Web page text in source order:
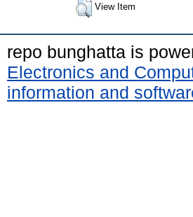
View Item
repo bunghatta is
Electronics and
information and